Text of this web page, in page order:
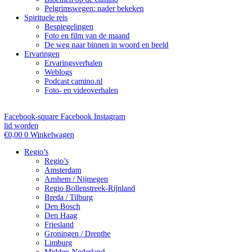
Pelgrimswegen: nader bekeken
Spirituele reis
Bespiegelingen
Foto en film van de maand
De weg naar binnen in woord en beeld
Ervaringen
Ervaringsverhalen
Weblogs
Podcast camino.nl
Foto- en videoverhalen
Facebook-square Facebook Instagram
lid worden
€0,00 0 Winkelwagen
Regio’s
Regio’s
Amsterdam
Arnhem / Nijmegen
Regio Bollenstreek-Rijnland
Breda / Tilburg
Den Bosch
Den Haag
Friesland
Groningen / Drenthe
Limburg